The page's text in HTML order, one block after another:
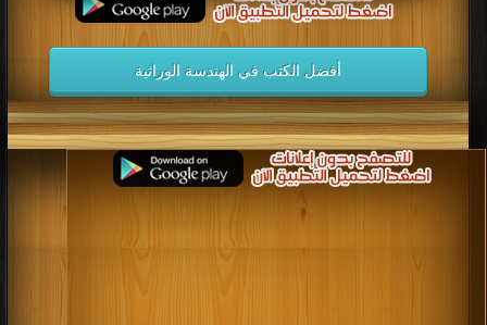
أفضل الكتب في الهندسة الوراثية